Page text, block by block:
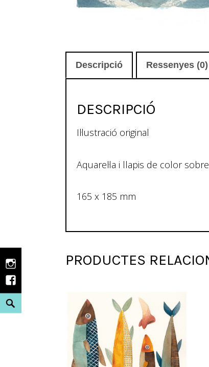
Instagram
Facebook
Search
Descripció Ressenyes (0)
DESCRIPCIÓ
Il·lustració original
Aquarel·la i llapis de color
165 x 185 mm
PRODUCTES